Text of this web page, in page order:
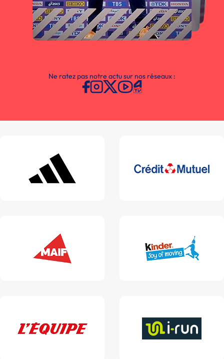
Ne ratez pas notre actu sur nos réseaux :